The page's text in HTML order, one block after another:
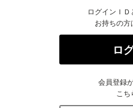
ログインＩ
お持ちの方
ロ
会員登録
こち